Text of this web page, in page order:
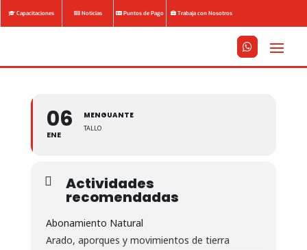
Capacitaciones Noticias Puntos de Pago Trabaja con Nosotros



06
ENE
MENGUANTE
TALLO
Actividades
recomendadas
Abonamiento Natural
Arado, aporques y movimientos de tierra